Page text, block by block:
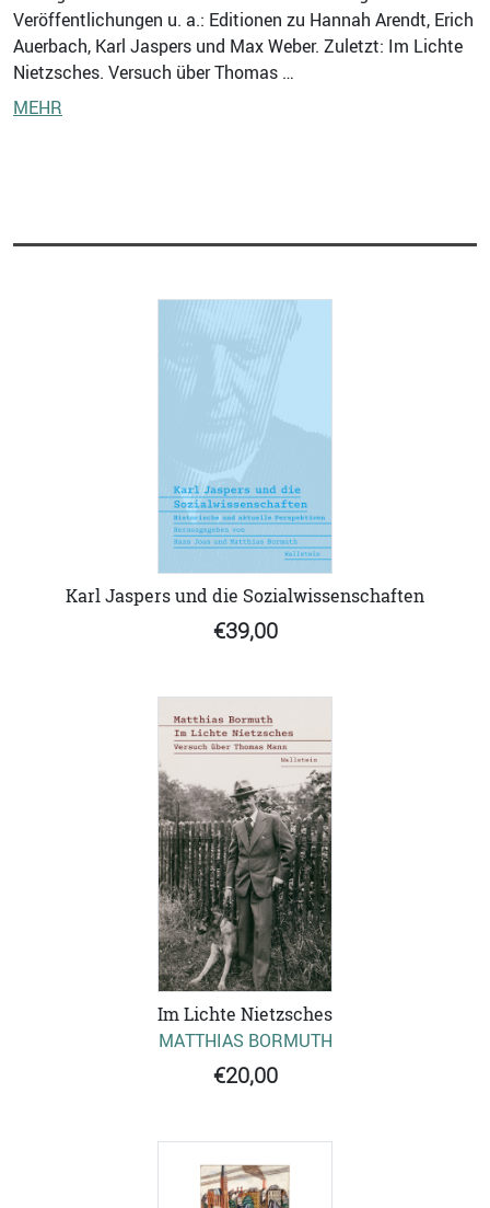
Veröffentlichungen u. a.: Editionen zu Hannah Arendt, Erich
Auerbach, Karl Jaspers und Max Weber. Zuletzt: Im Lichte
Nietzsches. Versuch über Thomas …
MEHR
Karl Jaspers und die Sozialwissenschaften
€39,00
Im Lichte Nietzsches
MATTHIAS BORMUTH
€20,00